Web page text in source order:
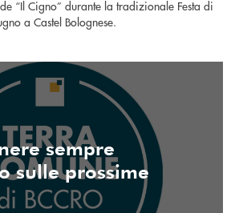
“Il Cigno” durante la tradizionale Festa di
a Castel Bolognese.
sempre
sulle prossime